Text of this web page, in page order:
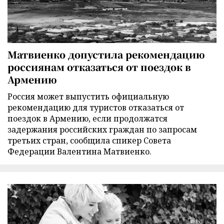
Матвиенко допустила рекомендацию
россиянам отказаться от поездок в
Армению
Россия может выпустить официальную
рекомендацию для туристов отказаться от
поездок в Армению, если продолжатся
задержания российских граждан по запросам
третьих стран, сообщила спикер Совета
Федерации Валентина Матвиенко.